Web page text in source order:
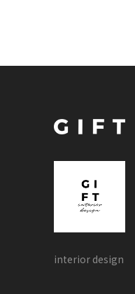
interior design